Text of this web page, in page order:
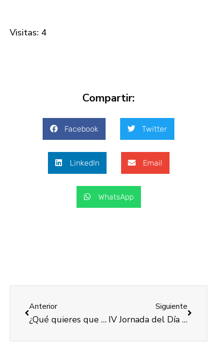
Visitas: 4
Compartir:
Facebook Twitter
LinkedIn Email
WhatsApp
Anterior
¿Qué quieres que sea COCEMFE VALENCIA?
Siguiente
IV Jornada del Día Mundial del Ictus